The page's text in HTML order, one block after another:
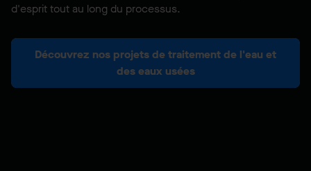
d'esprit tout au long du processus.
Découvrez nos projets de traitement de l'eau et
des eaux usées